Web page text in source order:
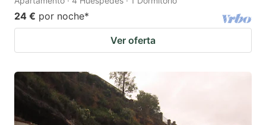
24 € por noche*
Ver oferta